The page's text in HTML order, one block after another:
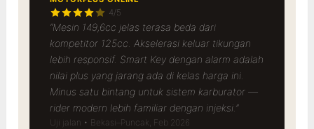
4/5
“Mesin 149,6cc jelas terasa beda dari
kompetitor 125cc. Akselerasi keluar tikungan
lebih responsif. Smart Key dengan alarm adalah
nilai plus yang jarang ada di kelas harga ini.
Minus satu bintang untuk sistem karburator —
rider modern lebih familiar dengan injeksi.”
Uji jalan • Bekasi–Puncak, Feb 2026